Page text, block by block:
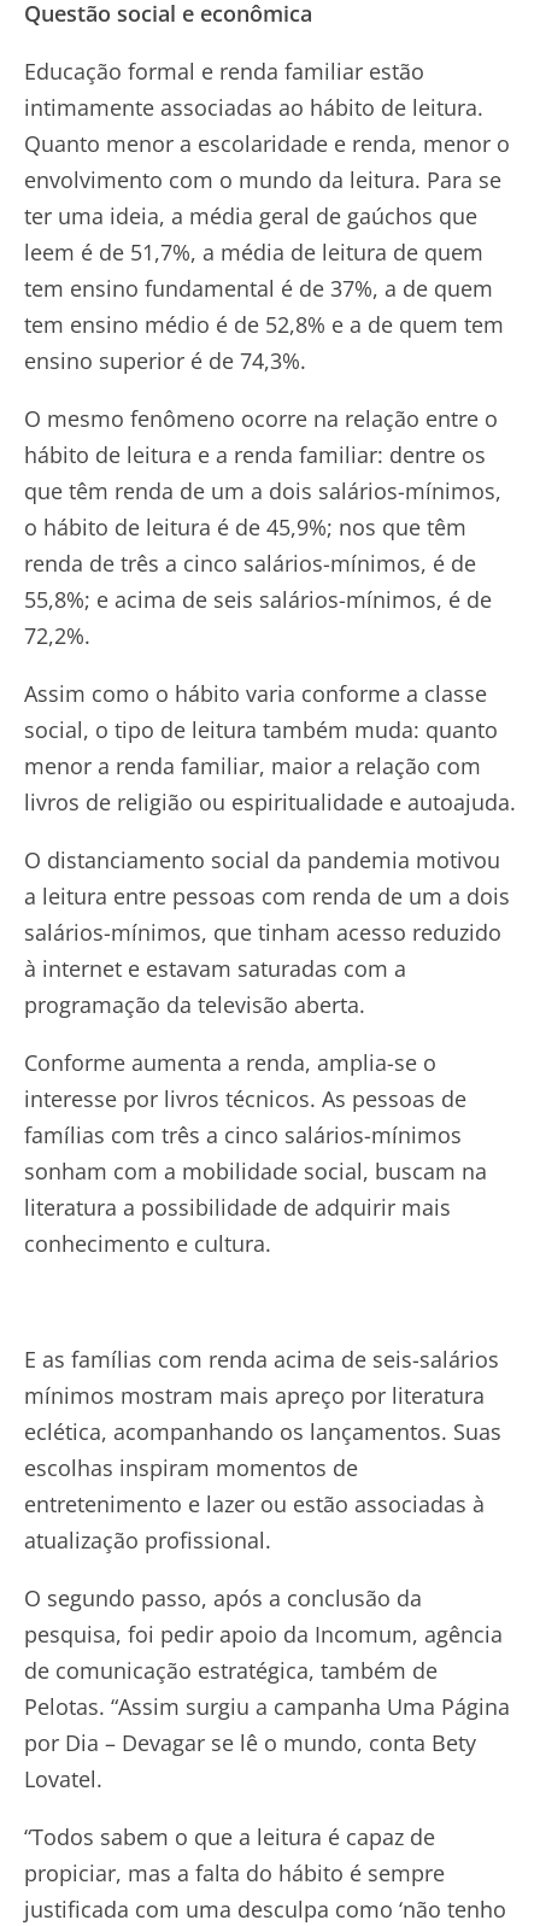
Questão social e econômica
Educação formal e renda familiar estão
intimamente associadas ao hábito de leitura.
Quanto menor a escolaridade e renda, menor o
envolvimento com o mundo da leitura. Para se
ter uma ideia, a média geral de gaúchos que
leem é de 51,7%, a média de leitura de quem
tem ensino fundamental é de 37%, a de quem
tem ensino médio é de 52,8% e a de quem tem
ensino superior é de 74,3%.
O mesmo fenômeno ocorre na relação entre o
hábito de leitura e a renda familiar: dentre os
que têm renda de um a dois salários-mínimos,
o hábito de leitura é de 45,9%; nos que têm
renda de três a cinco salários-mínimos, é de
55,8%; e acima de seis salários-mínimos, é de
72,2%.
Assim como o hábito varia conforme a classe
social, o tipo de leitura também muda: quanto
menor a renda familiar, maior a relação com
livros de religião ou espiritualidade e autoajuda.
O distanciamento social da pandemia motivou
a leitura entre pessoas com renda de um a dois
salários-mínimos, que tinham acesso reduzido
à internet e estavam saturadas com a
programação da televisão aberta.
Conforme aumenta a renda, amplia-se o
interesse por livros técnicos. As pessoas de
famílias com três a cinco salários-mínimos
sonham com a mobilidade social, buscam na
literatura a possibilidade de adquirir mais
conhecimento e cultura.
E as famílias com renda acima de seis-salários
mínimos mostram mais apreço por literatura
eclética, acompanhando os lançamentos. Suas
escolhas inspiram momentos de
entretenimento e lazer ou estão associadas à
atualização profissional.
O segundo passo, após a conclusão da
pesquisa, foi pedir apoio da Incomum, agência
de comunicação estratégica, também de
Pelotas. “Assim surgiu a campanha Uma Página
por Dia – Devagar se lê o mundo, conta Bety
Lovatel.
“Todos sabem o que a leitura é capaz de
propiciar, mas a falta do hábito é sempre
justificada com uma desculpa como ‘não tenho